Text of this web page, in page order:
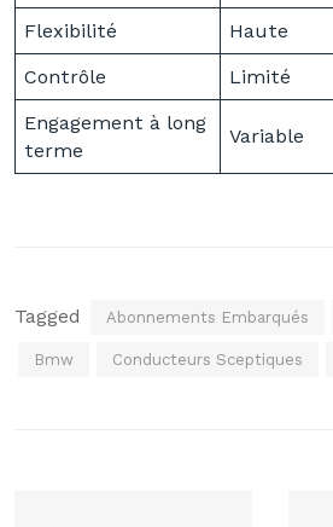
Flexibilité
Haute
Contrôle
Limité
Engagement à long
terme
Variable
Tagged Abonnements Embarqués
Bmw Conducteurs Sceptiques